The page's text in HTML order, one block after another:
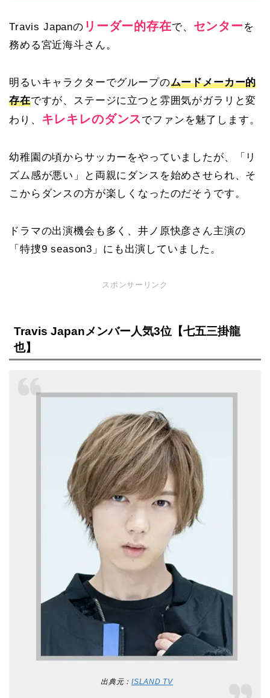
Travis Japanの リーダー的存在で、 センター を
務める宮近海斗さん。
明るいキャラクターでグループのムードメーカー的
存在ですが、ステージに立つと雰囲気がガラリと変
わり、
キレキレのダンス でファンを魅了します。
幼稚園の頃からサッカーをやっていましたが、「リ
ズム感が悪い」と両親にダンスを始めさせられ、そ
こからダンスの方が楽しくなったのだそうです。
ドラマの出演機会も多く、井ノ原快彦さん主演の
「特捜9 season3」にも出演していました。
スポンサーリンク
Travis Japanメンバー人気3位【七五三掛龍
也】
出典元：ISLAND TV